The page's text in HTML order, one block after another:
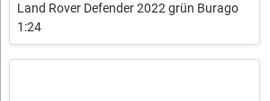
Land Rover Defender 2022 grün Burago
1:24